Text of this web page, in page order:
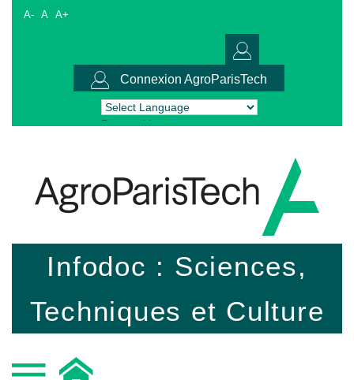
A- A A+
Connexion AgroParisTech
Powered by Translate
Infodoc : Sciences,
Techniques et Culture